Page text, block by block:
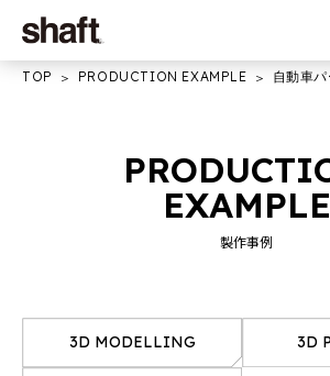
TOP PRODUCTION EXAMPLE 自動車
EXAMPLE
製作事例
3D MODELLING 3D